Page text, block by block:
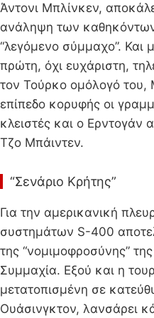
Άντονι Μπλίνκεν,
ανάληψη των
“λεγόμενο σύμμαχο”. Και
πρώτη, όχι ευχάριστη,
τον Τούρκο ομόλογό
επίπεδο κορυφής οι
κλειστές και ο Ερντογάν
Τζο Μπάιντεν.
“Σενάριο Κρήτης”
Για την αμερικανική
συστημάτων S-400
της “νομιμοφροσύνης”
Συμμαχία. Εξού και η
μετατοπισμένη σε
Ουάσινγκτον, λανσάρει